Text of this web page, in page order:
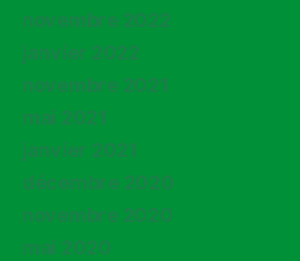
novembre 2022
janvier 2022
novembre 2021
mai 2021
janvier 2021
décembre 2020
novembre 2020
mai 2020